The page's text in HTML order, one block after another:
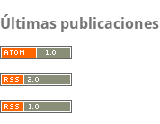
Últimas publicaciones